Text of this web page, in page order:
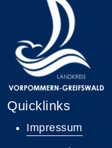
Quicklinks
Impressum